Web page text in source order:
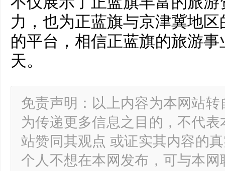
力，也为正蓝旗与京津冀地
的平台，相信正蓝旗的旅游
天。
免责声明：以上内容为本网站
为传递更多信息之目的，不代
站赞同其观点 或证实其内容的
个人不想在本网发布，可与本